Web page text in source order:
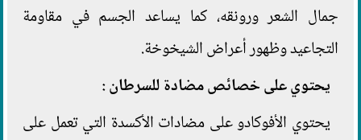
جمال الشعر ورونقه، كما يساعد الجسم في مقاومة
التجاعيد وظهور أعراض الشيخوخة.
يحتوي على خصائص مضادة للسرطان :
يحتوي الأفوكادو على مضادات الأكسدة التي تعمل على